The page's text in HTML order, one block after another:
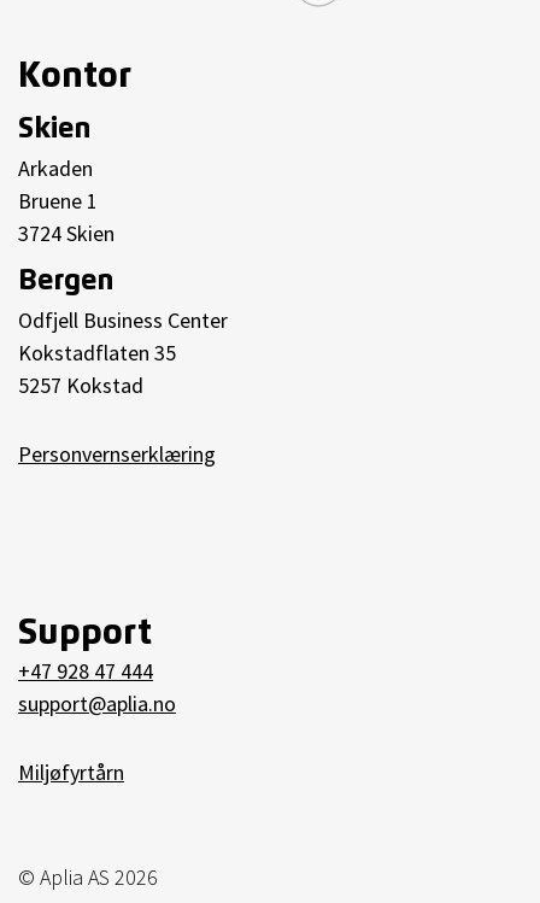
Kontor
Skien
Arkaden
Bruene 1
3724 Skien
Bergen
Odfjell Business Center
Kokstadflaten 35
5257 Kokstad
Personvernserklæring
Support
+47 928 47 444
support@aplia.no
Miljøfyrtårn
© Aplia AS 2026